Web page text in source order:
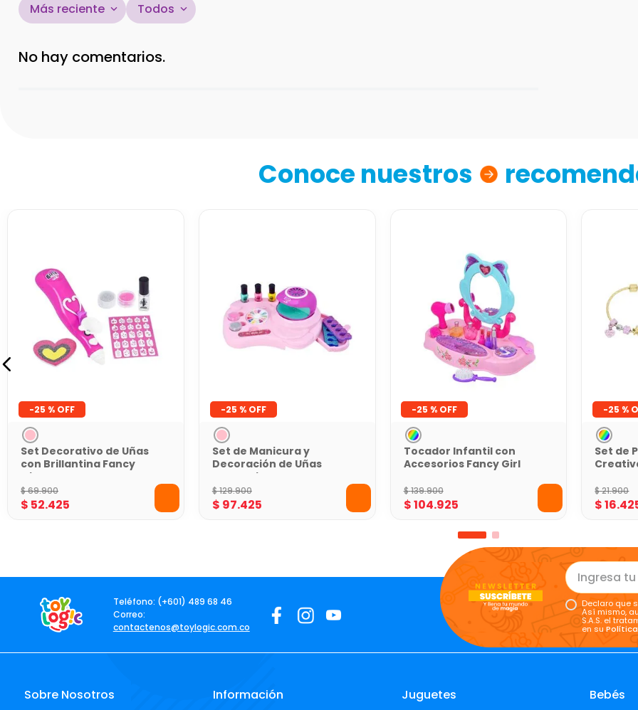
Título
Escribe un comentario
Más reciente Todos
No hay comentarios.
Conoce nuestros
-25 %
Set Decorativo de Uñas
con Brillantina Fancy
Girl
$69.900
$ 52.425
-25 %
Set de Manicura y
Decoración de Uñas
Fancy Girl
$129.900
$ 97.425
-25 %
Tocador Infantil con
Accesorios Fancy Girl
$139.900
$104.925
-25 %
Set de
$21.900
$16.
Teléfono: (+601) 489 68 46
Correo:
contactenos@toylogic.com.co
Declaro que
Así mismo,
S.A.S. el
en su
Sobre Nosotros Información Juguetes Bebés